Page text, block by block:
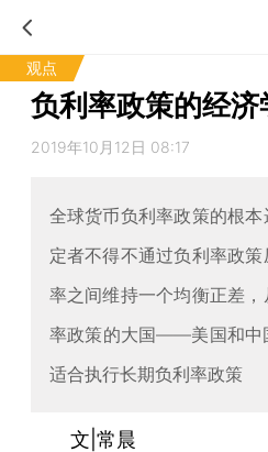
观点
负利率政策的经济
2019年10月12日 08:17
全球货币负利率政策的根
定者不得不通过负利率政
率之间维持一个均衡正差
率政策的大国——美国和中
适合执行长期负利率政策
文|常晨